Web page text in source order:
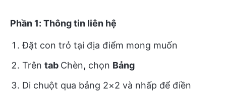
Phần 1: Thông tin liên hệ
Đặt con trỏ tại địa điểm mong muốn
Trên tab Chèn, chọn Bảng
Di chuột qua bảng 2×2 và nhấp để điền